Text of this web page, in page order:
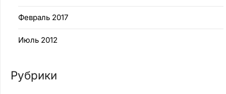
Февраль 2017
Июль 2012
Рубрики